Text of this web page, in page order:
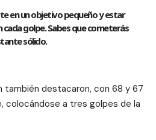
en un objetivo pequeño y estar
golpe. Sabes que cometerás
sólido.
también destacaron, con 68 y 67
colocándose a tres golpes de la